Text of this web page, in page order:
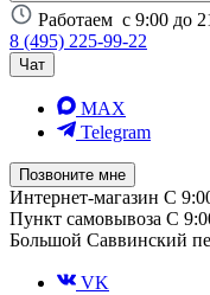
Работаем с 9:00 до
8 (495) 225-99-22
Чат
MAX
Telegram
Позвоните мне
Интернет-магазин С
Пункт самовывоза С
Большой Саввинский
VK